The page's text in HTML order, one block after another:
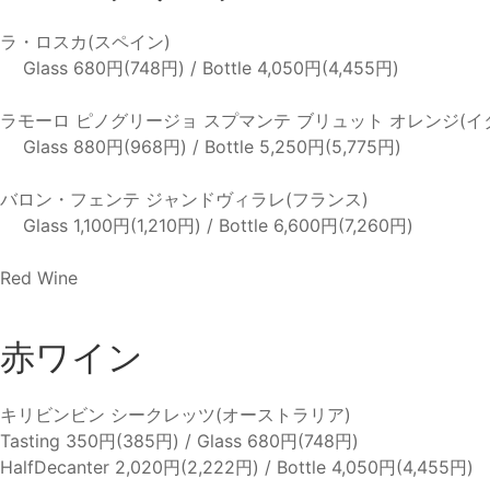
ラ・ロスカ(スペイン)
Glass 680円(748円) / Bottle 4,050円(4,455円)
ラモーロ ピノグリージョ スプマンテ ブリュット オレンジ(イ
Glass 880円(968円) / Bottle 5,250円(5,775円)
バロン・フェンテ ジャンドヴィラレ(フランス)
Glass 1,100円(1,210円) / Bottle 6,600円(7,260円)
Red Wine
赤ワイン
キリビンビン シークレッツ(オーストラリア)
Tasting 350円(385円) / Glass 680円(748円)
HalfDecanter 2,020円(2,222円) / Bottle 4,050円(4,455円)